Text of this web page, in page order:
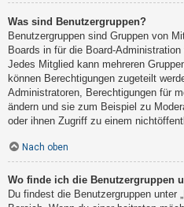
Was sind Benutzergruppen?
Benutzergruppen sind Gruppen von
Boards in für die Board-
Jedes Mitglied kann mehreren
können Berechtigungen zugeteilt
Administratoren, Berechtigungen für
ändern und sie zum Beispiel zu
oder ihnen Zugriff zu einem
Nach oben
Wo finde ich die Benutzergruppen
Du findest die Benutzergruppen unter